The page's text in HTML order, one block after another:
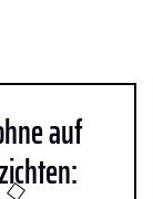
auf